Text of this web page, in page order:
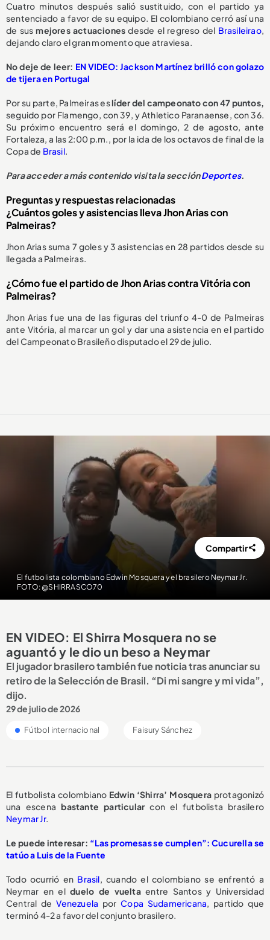
Cuatro minutos después salió sustituido, con el partido ya
sentenciado a favor de su equipo. El colombiano cerró así una
de susmejores actuaciones desde el regreso del Brasileirao,
dejando claro el gran momento que atraviesa.
No deje de leer: EN VIDEO: Jackson Martínez brilló con golazo
de tijera en Portugal
Por su parte, Palmeiras eslíder del campeonato con 47 puntos,
seguido por Flamengo, con 39, y Athletico Paranaense, con 36.
Su próximo encuentro será el domingo, 2 de agosto, ante
Fortaleza, a las 2:00 p.m., por la ida de los octavos de final de la
Copa de Brasil.
Para acceder a más contenido visita la secciónDeportes.
Preguntas y respuestas relacionadas
¿Cuántos goles y asistencias lleva Jhon Arias con
Palmeiras?
Jhon Arias suma 7 goles y 3 asistencias en 28 partidos desde su
llegada a Palmeiras.
¿Cómo fue el partido de Jhon Arias contra Vitória con
Palmeiras?
Jhon Arias fue una de las figuras del triunfo 4-0 de Palmeiras
ante Vitória, al marcar un gol y dar una asistencia en el partido
del Campeonato Brasileño disputado el 29 de julio.
El futbolista colombiano Edwin Mosquera y el brasilero Neymar Jr.
FOTO: @SHIRRASCO70
Compartir
EN VIDEO: El Shirra Mosquera no se
aguantó y le dio un beso a Neymar
El jugador brasilero también fue noticia tras anunciar su
retiro de la Selección de Brasil. “Di mi sangre y mi vida”,
dijo.
29 de julio de 2026
Fútbol internacional Faisury Sánchez
El futbolista colombiano Edwin ‘Shirra’ Mosqueraprotagonizó
una escena bastante particular con el futbolista brasilero
Neymar Jr.
Le puede interesar: “Las promesas se cumplen”: Cucurella se
tatúo a Luis de la Fuente
Todo ocurrió en Brasil, cuando el colombiano se enfrentó a
Neymar en elduelo de vueltaentre Santos y Universidad
Central deVenezuela porCopa Sudamericana, partido que
terminó 4-2 a favor del conjunto brasilero.